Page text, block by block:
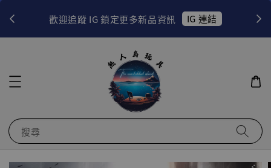
歡迎追蹤 IG 鎖定更多新品資訊 IG 連結
搜尋